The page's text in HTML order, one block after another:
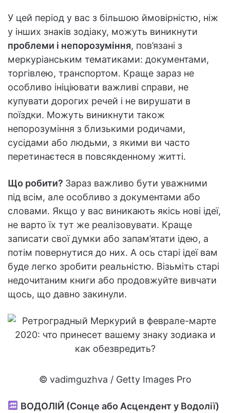
У цей період у вас з більшою ймовірністю, ніж
у інших знаків зодіаку, можуть виникнути
проблеми і непорозуміння, пов’язані з
меркуріанським тематиками: документами,
торгівлею, транспортом. Краще зараз не
особливо ініціювати важливі справи, не
купувати дорогих речей і не вирушати в
поїздки. Можуть виникнути також
непорозуміння з близькими родичами,
сусідами або людьми, з якими ви часто
перетинаєтеся в повсякденному житті.
Що робити? Зараз важливо бути уважними
під всім, але особливо з документами або
словами. Якщо у вас виникають якісь нові ідеї,
не варто їх тут же реалізовувати. Краще
записати свої думки або запам’ятати ідею, а
потім повернутися до них. А ось старі ідеї вам
буде легко зробити реальністю. Візьміть старі
недочитаним книги або продовжуйте вивчати
щось, що давно закинули.
© vadimguzhva / Getty Images Pro
ВОДОЛІЙ (Сонце або Асцендент у Водолії)